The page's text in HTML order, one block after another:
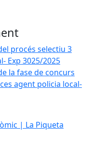
procés selectiu 3
Exp 3025/2025
la fase de concurs
agent policia local-
| La Piqueta